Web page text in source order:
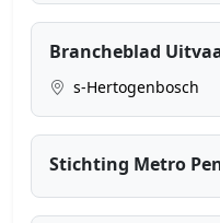
Brancheblad
s-Hertogenbosch
Stichting Metro